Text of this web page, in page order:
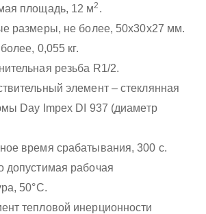
площадь, 12 м2 .
размеры, не более, 50x30x27 мм.
0,055 кг.
резьба R1/2.
элемент – стеклянная
Day Impex DI 937 (диаметр
время срабатывания, 300 с.
допустимая рабочая
50°С.
тепловой инерционности